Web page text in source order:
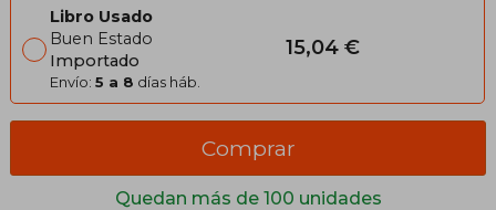
Libro Usado
Buen Estado
Importado
Envío: 5 a 8 días háb.
15,04 €
Quedan más de 100 unidades
Comprar